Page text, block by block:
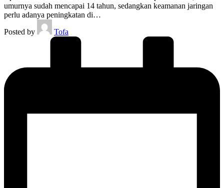
umurnya sudah mencapai 14 tahun, sedangkan keamanan jaringan
perlu adanya peningkatan di…
Posted by
Tofa